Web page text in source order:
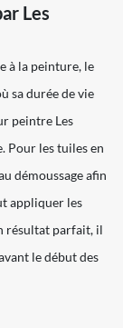
Les
à la peinture, le
sa durée de vie
peintre Les
Pour les tuiles en
démoussage afin
appliquer les
résultat parfait, il
le début des